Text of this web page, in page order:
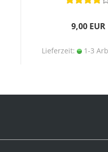
9,00 EUR
Lieferzeit: 1-3